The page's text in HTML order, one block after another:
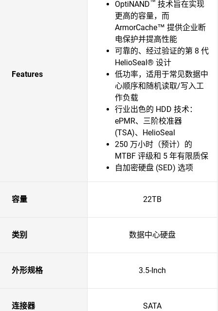
Features
OptiNAND™ 技术旨在实现
更高的容量，而
ArmorCache™ 提供企业断
电保护并提高性能
可靠的、经过验证的第 8 代
HelioSeal® 设计
低功率，适用于常见数据中
心顺序和随机读取/写入工
作负载
行业出色的 HDD 技术：
ePMR、三阶校准器
(TSA)、HelioSeal
250 万小时（预计）的
MTBF 评级和 5 年有限质保
自加密硬盘 (SED) 选项
容量 22TB
类别 数据中心硬盘
外形规格 3.5-Inch
连接器 SATA